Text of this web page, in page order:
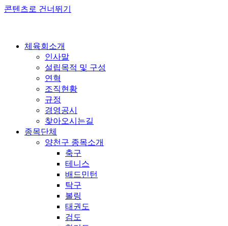
콘텐츠로 건너뛰기
체육회소개
인사말
설립목적 및 구성
연혁
조직현황
규정
경영공시
찾아오시는길
종목단체
양천구 종목소개
축구
테니스
배드민턴
탁구
볼링
태권도
검도